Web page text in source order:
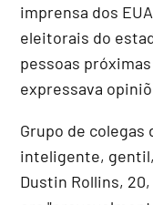
imprensa dos
eleitorais do
pessoas
expressava
Grupo de
inteligente,
Dustin Rollins,